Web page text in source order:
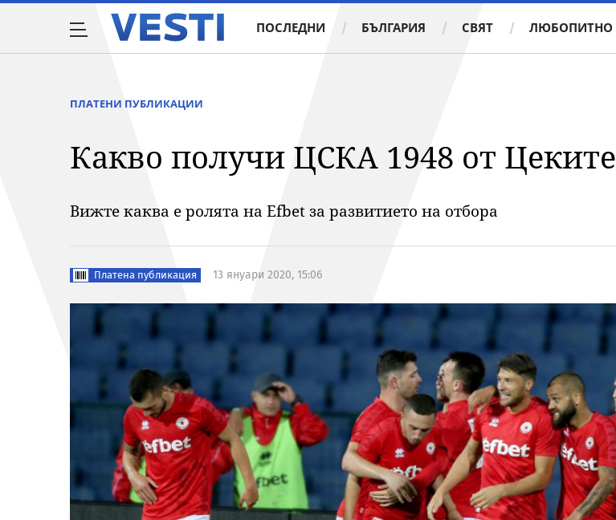
ПОСЛЕДНИ БЪЛГАРИЯ СВЯТ ЛЮБОПИТНО
ПЛАТЕНИ ПУБЛИКАЦИИ
Какво получи ЦСКА 1948 от Цеките
Вижте каква е ролята на Efbet за развитието на отбора
Платена публикация 13 януари 2020, 15:06